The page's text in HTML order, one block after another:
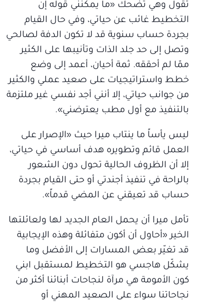
تقول وهي تضحك «ما يمكنني قوله إن
التخطيط غائب عن حياتي، وفي حال القيام
بجردة حساب سنوية قد لا تكون الدفة لصالحي
وتصل إلى حد جلد الذات وتأنيبها على الكثير
ممّا لم أحققه. ثمة أحيان، أعمد إلى وضع
خطط واستراتيجيات على صعيد عملي والكثير
من جوانب حياتي، إلا أنني أجد نفسي غير ملتزمة
بالتنفيذ مع أول مطب يعترضني».
ليس يأساً ما ينتاب ميرا حيث «الإصرار على
العمل قائم وتطويره هدف أساسي في حياتي،
إلا أن الظروف الحالية تحول دون الشعور
بالراحة في تنفيذ أجندتي أو حتى القيام بجردة
حساب قد تعيقني عن المضي قدماً».
تأمل ميرا أن يحمل العام الجديد لها ولعائلتها
الخير «أحاول أن أكون متفائلة وهذه الإيجابية
قد تغيّر بعض المسارات إلى الأفضل وما
يشكّل هاجسي هو التخطيط لمستقبل ابني
كون الأمومة هي مرآة لنجاحات أبنائنا أكثر من
نجاحاتنا سواء على الصعيد المهني أو